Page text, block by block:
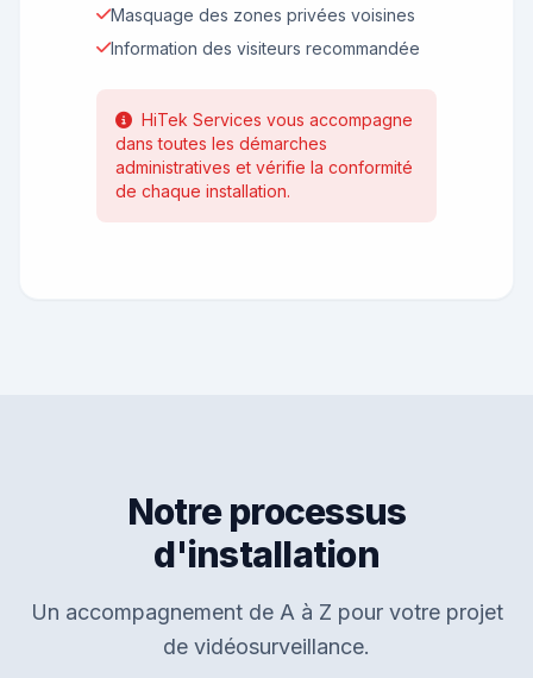
Masquage des zones privées voisines
Information des visiteurs recommandée
HiTek Services vous accompagne
dans toutes les démarches
administratives et vérifie la conformité
de chaque installation.
Notre processus
d'installation
Un accompagnement de A à Z pour votre projet
de vidéosurveillance.